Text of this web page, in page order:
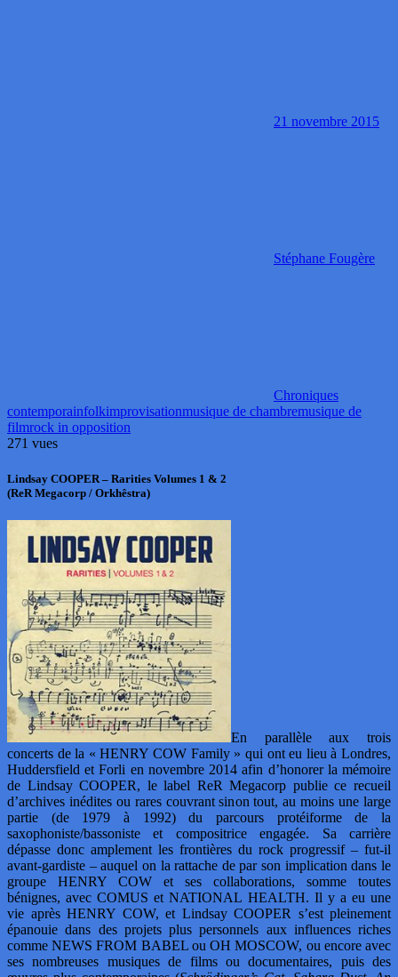
21 novembre 2015
Stéphane Fougère
Chroniques
contemporainfolkimprovisationmusique de chambremusique de
filmrock in opposition
271 vues
Lindsay COOPER – Rarities Volumes 1 & 2
(ReR Megacorp / Orkhêstra)
En parallèle aux trois
concerts de la « HENRY COW Family » qui ont eu lieu à Londres,
Huddersfield et Forli en novembre 2014 afin d’honorer la mémoire
de Lindsay COOPER, le label ReR Megacorp publie ce recueil
d’archives inédites ou rares couvrant sinon tout, au moins une large
partie (de 1979 à 1992) du parcours protéiforme de la
saxophoniste/bassoniste et compositrice engagée. Sa carrière
dépasse donc amplement les frontières du rock progressif – fut-il
avant-gardiste – auquel on la rattache de par son implication dans le
groupe HENRY COW et ses collaborations, somme toutes
bénignes, avec COMUS et NATIONAL HEALTH. Il y a eu une
vie après HENRY COW, et Lindsay COOPER s’est pleinement
épanouie dans des projets plus personnels aux influences riches
comme NEWS FROM BABEL ou OH MOSCOW, ou encore avec
ses nombreuses musiques de films ou documentaires, puis des